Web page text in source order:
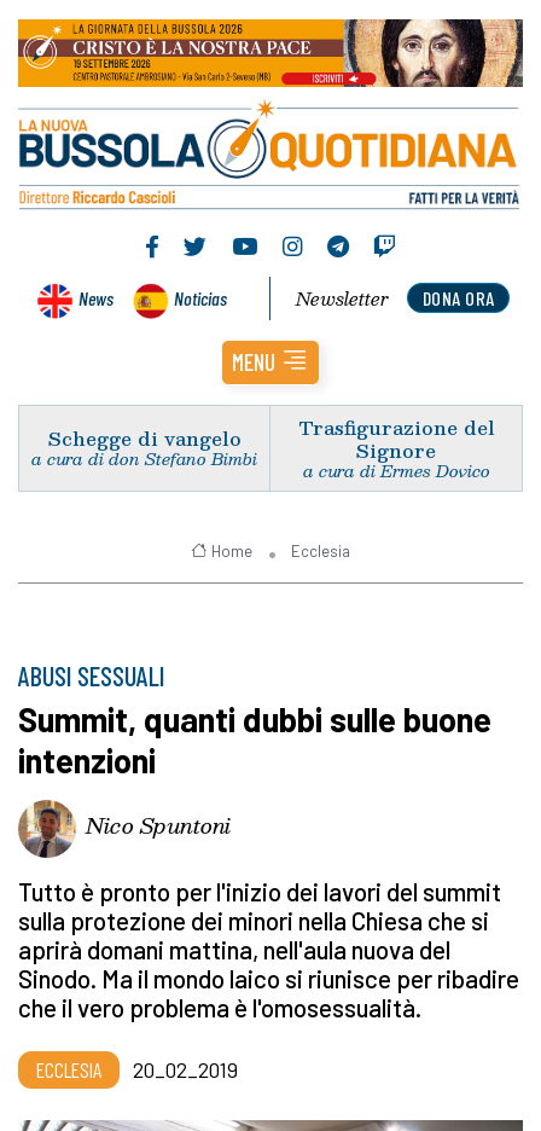
News Noticias DONA ORA
Newsletter
MENU
Schegge di vangelo
a cura di don Stefano Bimbi
Trasfigurazione del
Signore
a cura di Ermes Dovico
Home Ecclesia
ABUSI SESSUALI
Summit, quanti dubbi sulle buone
intenzioni
Nico Spuntoni
Tutto è pronto per l'inizio dei lavori del summit
sulla protezione dei minori nella Chiesa che si
aprirà domani mattina, nell'aula nuova del
Sinodo. Ma il mondo laico si riunisce per ribadire
che il vero problema è l'omosessualità.
ECCLESIA 20_02_2019